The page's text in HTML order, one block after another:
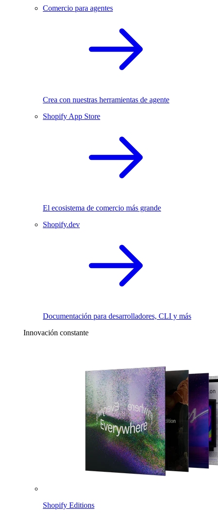
Comercio para agentes
Crea con nuestras herramientas de agente
Shopify App Store
El ecosistema de comercio más grande
Shopify.dev
Documentación para desarrolladores, CLI y más
Innovación constante
Shopify Editions